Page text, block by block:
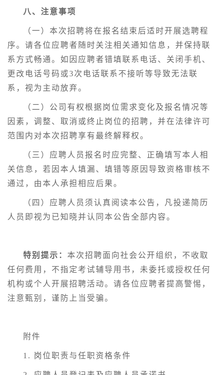
八、注意事项
（一）本次招聘将在报名结束后适时开展选聘程
序。请各位应聘者随时关注相关通知信息，并保持联
系方式畅通。如因应聘者错填联系电话、关闭手机、
更改电话号码或3次电话联系不接听等导致无法联
系，视为主动放弃。
（二）公司有权根据岗位需求变化及报名情况等
因素，调整、取消或终止岗位的招聘，并在法律许可
范围内对本次招聘享有最终解释权。
（三）应聘人员报名时应完整、正确填写本人相
关信息，若因本人填漏、填错等原因导致资格审核不
通过，由本人承担相应后果。
（四）应聘人员须认真阅读本公告，凡投递简历
人员即视为已知晓并认同本公告全部内容。
特别提示： 本次招聘面向社会公开组织，不收取
任何费用，不指定考试辅导用书，未委托或授权任何
机构或个人开展招聘活动。请各位应聘者提高警惕，
注意甄别，谨防上当受骗。
附件
1. 岗位职责与任职资格条件